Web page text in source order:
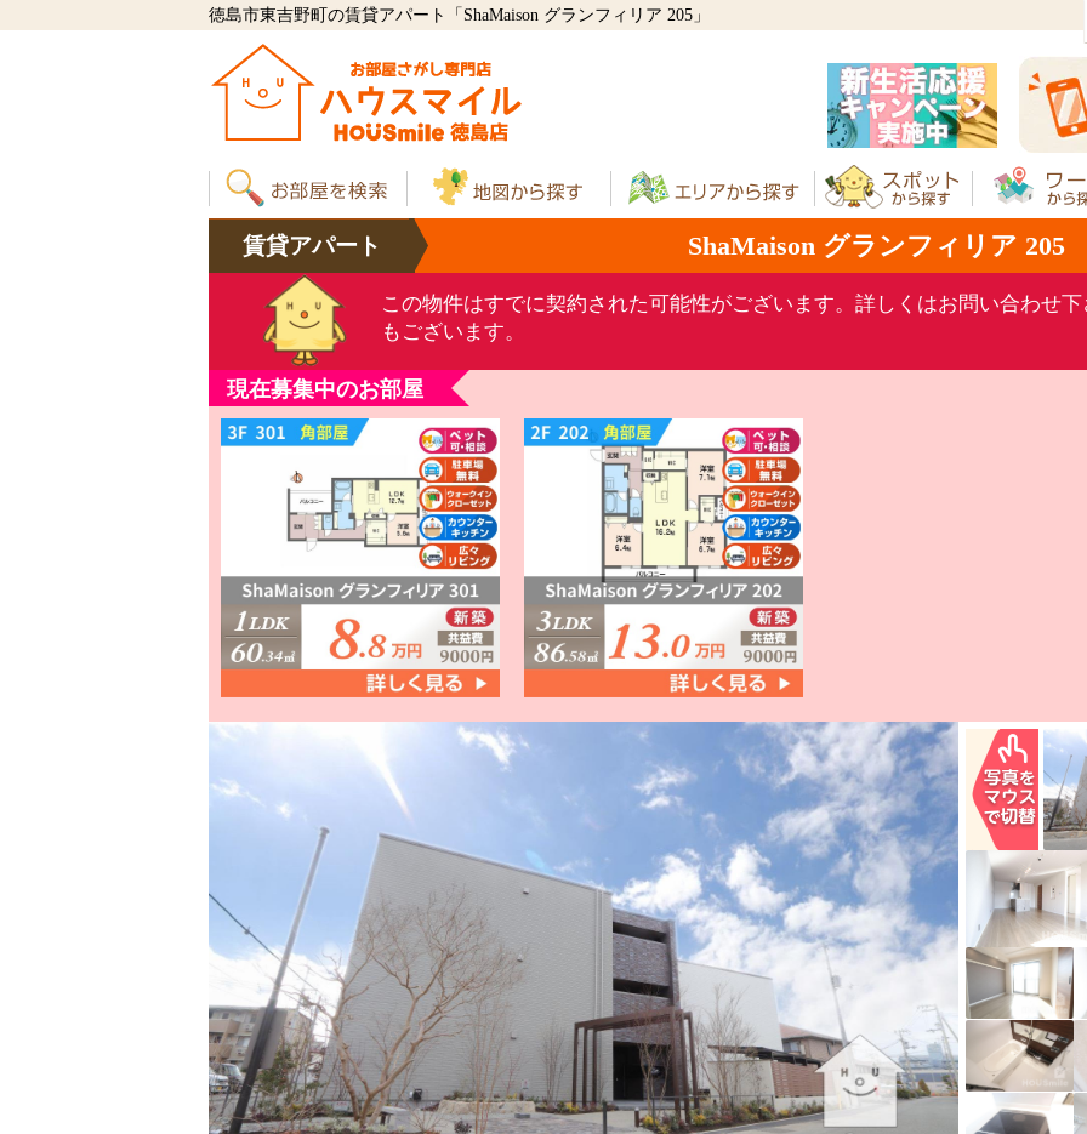
徳島市東吉野町の賃貸アパート「ShaMaison グランフィリア 205」
賃貸アパート ShaMaison グランフィリア 205
この物件はすでに契約された可能性がございます。詳しくはお問い合わせ
もございます。
現在募集中のお部屋